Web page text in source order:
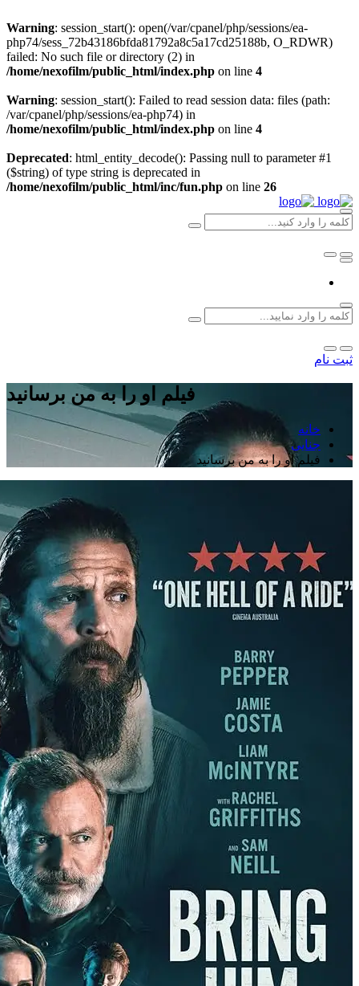
Warning: session_start(): open(/var/cpanel/php/sessions/ea-
php74/sess_72b43186bfda81792a8c5a17cd25188b, O_RDWR)
failed: No such file or directory (2) in
/home/nexofilm/public_html/index.php on line 4
Warning: session_start(): Failed to read session data: files (path:
/var/cpanel/php/sessions/ea-php74) in
/home/nexofilm/public_html/index.php on line 4
Deprecated: html_entity_decode(): Passing null to parameter #1
($string) of type string is deprecated in
/home/nexofilm/public_html/inc/fun.php on line 26
ثبت نام
فیلم او را به من برسانید
خانه
جنایی
فیلم او را به من برسانید